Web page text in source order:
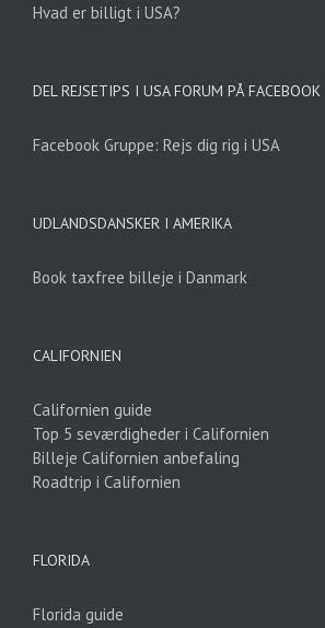
Hvad er billigt i USA?
DEL REJSETIPS I USA FORUM PÅ FACEBOOK
Facebook Gruppe: Rejs dig rig i USA
UDLANDSDANSKER I AMERIKA
Book taxfree billeje i Danmark
CALIFORNIEN
Californien guide
Top 5 seværdigheder i Californien
Billeje Californien anbefaling
Roadtrip i Californien
FLORIDA
Florida guide